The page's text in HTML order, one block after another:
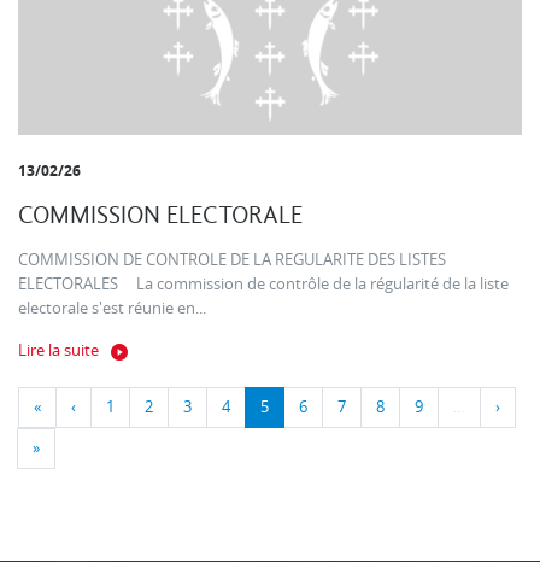
13/02/26
COMMISSION ELECTORALE
COMMISSION DE CONTROLE DE LA REGULARITE DES LISTES
ELECTORALES La commission de contrôle de la régularité de la liste
electorale s'est réunie en...
Lire la suite
« ‹ 1 2 3 4 5 6 7 8 9 … ›
»